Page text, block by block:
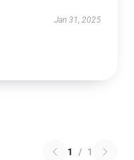
Jan 31, 2025
1 / 1